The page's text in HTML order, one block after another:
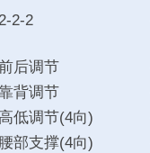
2-2
后调节
背调节
低调节(4向)
部支撑(4向)